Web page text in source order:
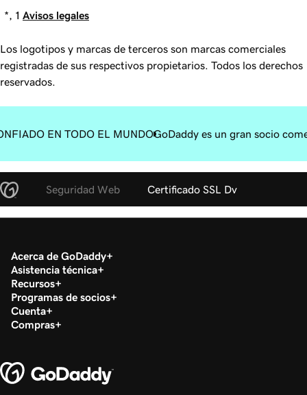
*, 1 Avisos legales
Los logotipos y marcas de terceros son marcas comerciales
registradas de sus respectivos propietarios. Todos los derechos
reservados.
EN TODO EL MUNDOGoDaddy es un gran socio
Seguridad Web Certificado SSL Dv
Acerca de GoDaddy
Asistencia técnica
Recursos
Programas de socios
Cuenta
Compras